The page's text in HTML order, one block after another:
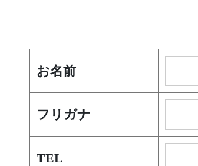
お名前
フリガナ
TEL